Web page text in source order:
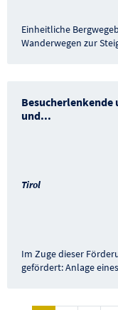
Einheitliche
Wanderwegen zur
und...
Tirol
Im Zuge dieser
gefördert: Anlage